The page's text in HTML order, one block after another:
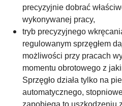
precyzyjnie dobrać
wykonywanej pracy,
tryb precyzyjnego
regulowanym sprzęgłem
możliwości przy pracach
momentu obrotowego z
Sprzęgło działa tylko na
automatycznego,
zapobiega to uszkodzeniu